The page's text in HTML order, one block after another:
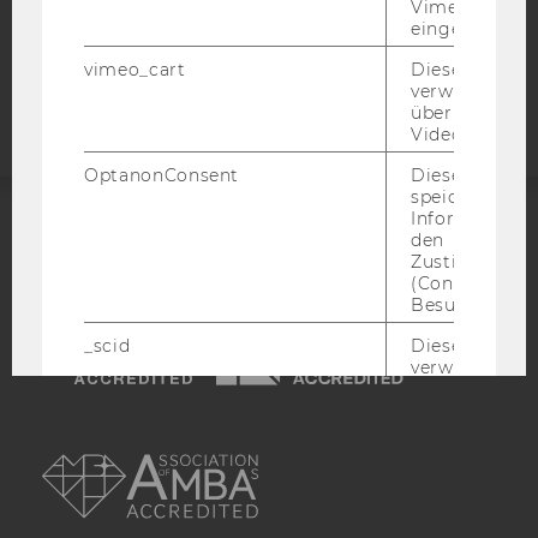
Barrierefreiheitserklärung
Vimeo-Video
eingebettet
vimeo_cart
Dieses
verwendet,
überprüfen,
Video
OptanonConsent
Dieses Cookie
speichert
den
(Consent)
Besuchers.
_scid
Dieses
verwendet,
hjSessionBenutzer_